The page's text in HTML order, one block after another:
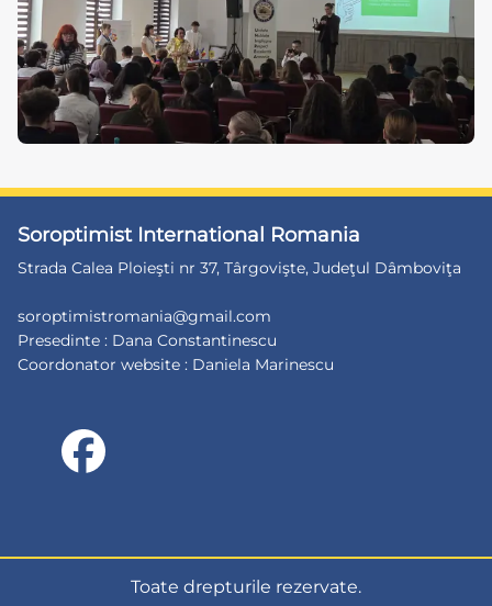
Soroptimist International Romania
Strada Calea Ploieşti nr 37, Târgovişte, Judeţul Dâmboviţa
soroptimistromania@gmail.com
Presedinte : Dana Constantinescu
Coordonator website : Daniela Marinescu
Toate drepturile rezervate.